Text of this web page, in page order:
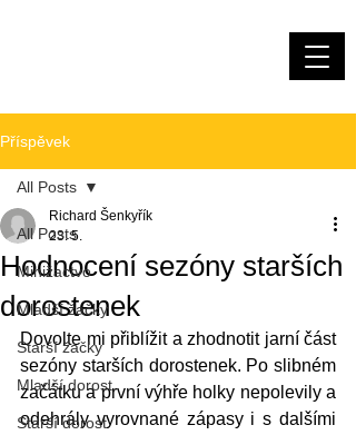
Příspěvek
All Posts
Minižactvo
Mladší žačky
Starší žačky
Mladší dorost
Starší dorost
All Posts
Hodnocení sezóny starších
dorostenek
Richard Šenkyřík
23. 5.
Dovolte mi přiblížit a zhodnotit jarní část
sezóny starších dorostenek. Po slibném
začátku a první výhře holky nepolevily a
odehrály vyrovnané zápasy i s dalšími